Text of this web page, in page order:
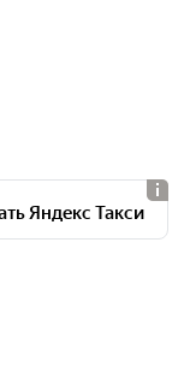
Яндекс Такси